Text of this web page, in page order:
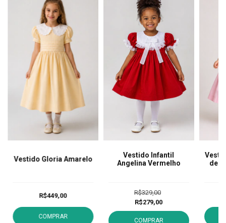
Vestido Gloria Amarelo
R$449,00
COMPRAR
Vestido Infantil
Angelina Vermelho
R$329,00
R$279,00
COMPRAR
de